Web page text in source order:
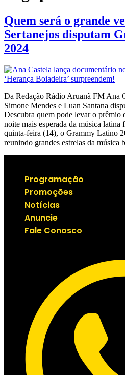
Quem será o grande
Sertanejos disputam
2024
Da Redação Rádio Aruanã FM Ana
Simone Mendes e Luan Santana
Descubra quem pode levar o
noite mais esperada da música
quinta-feira (14), o Grammy Latino
reunindo grandes estrelas da
Programação
Promoções
Notícias
Anuncie
Fale Conosco